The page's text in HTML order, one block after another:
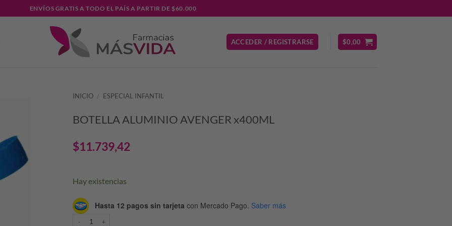
ENVÍOS GRATIS A TODO EL PAÍS A PARTIR DE $60.000
ACCEDER / REGISTRARSE $0,00
INICIO / ESPECIAL INFANTIL
BOTELLA ALUMINIO AVENGER x400ML
$11.739,42
Hay existencias
Hasta 12 pagos sin tarjeta con Mercado Pago. Saber más
BOTELLA ALUMINIO AVENGER x400ML cantidad